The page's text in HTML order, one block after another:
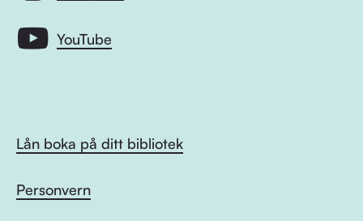
YouTube
Lån boka på ditt bibliotek
Personvern